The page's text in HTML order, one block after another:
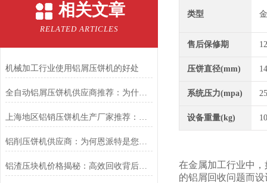
相关文章
RELATED ARTICLES
机械加工行业使用铝屑压饼机的好处
全自动铝屑压饼机供应商推荐：为什么恩派特是您的理想之选？
上海地区铝销压饼机生产厂家推荐：为何恩派特成为行业优选？
铝削压饼机供应商：为何恩派特是您金属回收优化的选择？
铝渣压块机价格揭秘：高效回收背后的价值——为什么推荐恩派特？
类型
售后保修期
压饼直径(mm)
系统压力(mpa)
设备重量(kg)
在金属加工行业中
的铝屑回收问题而设